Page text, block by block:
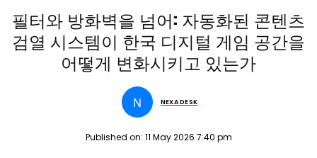
%EB%84%98%EC%96%B4
%EC%9E%90%EB%8F%99%ED%99%94%EB%90%9C
%EC%BD%98%ED%85%90%EC%B8%A0
%EA%B2%80%EC%97%B4
%EC%8B%9C%EC%8A%A4%ED%85%9C%EC%9D%B4
%EB%94%94%EC%A7%80%ED%84%B8
%EA%B2%8C%EC%9E%84
%EA%B3%B5%EA%B0%84%EC%9D%84
%EB%B3%80%ED%99%94%EC%8B%9C%ED%82%A4%EA%B3%A0
필터와 방화벽을 넘어: 자동화된 콘텐츠
검열 시스템이 한국 디지털 게임 공간을
어떻게 변화시키고 있는가
N NEXA DESK
Published on: 11 May 2026 7:40 pm